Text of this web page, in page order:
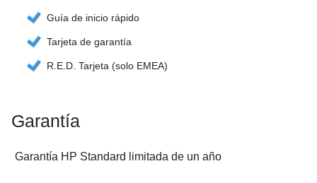
Guía de inicio rápido
Tarjeta de garantía
R.E.D. Tarjeta (solo EMEA)
Garantía
Garantía HP Standard limitada de un año